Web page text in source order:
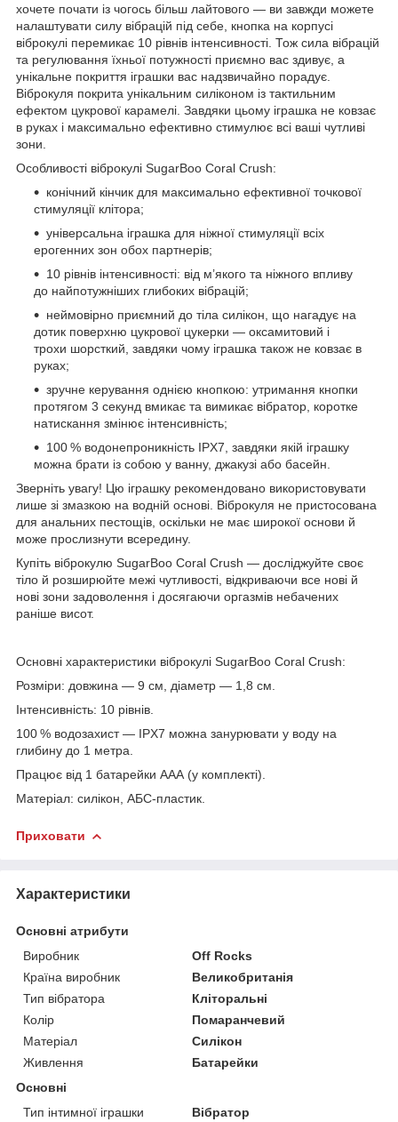
хочете почати із чогось більш лайтового — ви завжди можете
налаштувати силу вібрацій під себе, кнопка на корпусі
віброкулі перемикає 10 рівнів інтенсивності. Тож сила вібрацій
та регулювання їхньої потужності приємно вас здивує, а
унікальне покриття іграшки вас надзвичайно порадує.
Віброкуля покрита унікальним силіконом із тактильним
ефектом цукрової карамелі. Завдяки цьому іграшка не ковзає
в руках і максимально ефективно стимулює всі ваші чутливі
зони.
Особливості віброкулі SugarBoo Coral Crush:
конічний кінчик для максимально ефективної точкової
стимуляції клітора;
універсальна іграшка для ніжної стимуляції всіх
ерогенних зон обох партнерів;
10 рівнів інтенсивності: від м’якого та ніжного впливу
до найпотужніших глибоких вібрацій;
неймовірно приємний до тіла силікон, що нагадує на
дотик поверхню цукрової цукерки — оксамитовий і
трохи шорсткий, завдяки чому іграшка також не ковзає в
руках;
зручне керування однією кнопкою: утримання кнопки
протягом 3 секунд вмикає та вимикає вібратор, коротке
натискання змінює інтенсивність;
100 % водонепроникність IPX7, завдяки якій іграшку
можна брати із собою у ванну, джакузі або басейн.
Зверніть увагу! Цю іграшку рекомендовано використовувати
лише зі змазкою на водній основі. Віброкуля не пристосована
для анальних пестощів, оскільки не має широкої основи й
може прослизнути всередину.
Купіть віброкулю SugarBoo Coral Crush — досліджуйте своє
тіло й розширюйте межі чутливості, відкриваючи все нові й
нові зони задоволення і досягаючи оргазмів небачених
раніше висот.
Основні характеристики віброкулі SugarBoo Coral Crush:
Розміри: довжина — 9 см, діаметр — 1,8 см.
Інтенсивність: 10 рівнів.
100 % водозахист — IPX7 можна занурювати у воду на
глибину до 1 метра.
Працює від 1 батарейки ААА (у комплекті).
Матеріал: силікон, АБС-пластик.
Приховати
Характеристики
Основні атрибути
Виробник
Off Rocks
Країна виробник
Великобританія
Тип вібратора
Кліторальні
Колір
Помаранчевий
Матеріал
Силікон
Живлення
Батарейки
Основні
Тип інтимної іграшки
Вібратор